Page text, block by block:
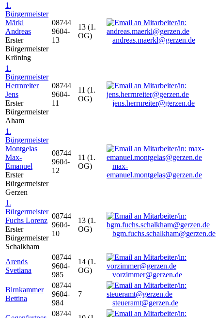
1.
Bürgermeister
Märkl
Andreas
Erster
Bürgermeister
Kröning
08744
9604-
13
13 (1.
OG)
andreas.maerkl@gerzen.de
1.
Bürgermeister
Herrnreiter
Jens
Erster
Bürgermeister
Aham
08744
9604-
11
11 (1.
OG)
jens.herrnreiter@gerzen.de
1.
Bürgermeister
Montgelas
Max-
Emanuel
Erster
Bürgermeister
Gerzen
08744
9604-
12
11 (1.
OG)
max-
emanuel.montgelas@gerzen.de
1.
Bürgermeister
Fuchs Lorenz
Erster
Bürgermeister
Schalkham
08744
9604-
10
13 (1.
OG)
bgm.fuchs.schalkham@gerzen.de
Arends
Svetlana
08744
9604-
985
14 (1.
OG)
vorzimmer@gerzen.de
Birnkammer
Bettina
08744
9604-
984
7
steueramt@gerzen.de
08744